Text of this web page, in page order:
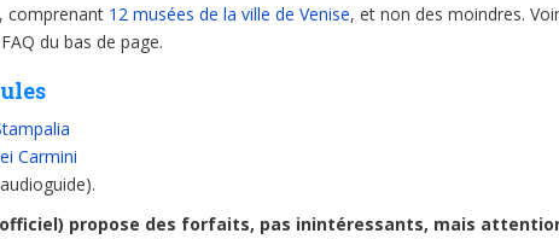
comprenant 12 musées de la ville de Venise, et non des moindres.
du bas de page.
Carmini
propose des forfaits, pas inintéressants, mais